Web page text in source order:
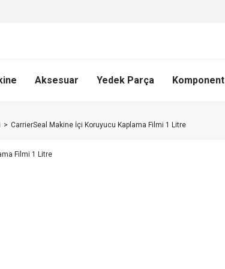
Aksesuar Yedek Parça Komponent
CarrierSeal Makine İçi Koruyucu Kaplama Filmi 1 Litre